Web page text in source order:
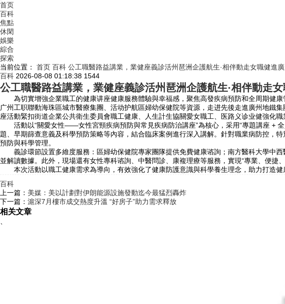
首页
百科
焦點
休閑
娛樂
綜合
探索
当前位置：
首页 百科 公工職醫路益講業，業健座義診活州琶洲企護航生·相伴動走女職健進
百科 2026-08-08 01:18:38 1544
公工職醫路益講業，業健座義診活州琶洲企護航生·相伴動走
為切實增強企業職工的健康讲座健康服務體驗與幸福感，聚焦高發疾病預防和全周期健康
广州工职聯動海珠區城市醫療集團、活动护航區婦幼保健院等資源，走进先後走進廣州地
座活動緊扣街道企業公共衛生委員會職工健康、人生計生協關愛女職工、医路义诊业健強化
活動以“關愛女性——女性宮頸疾病預防與常見疾病防治講座”為核心，采用“專題講座 + 全
題、早期篩查意義及科學預防策略等內容，結合臨床案例進行深入講解。針對職業病防控，
預防與科學管理。
義診環節設置多維度服務：區婦幼保健院專家團隊提供免費健康谘詢；南方醫科大學中
並解讀數據。此外，現場還有女性專科谘詢、中醫問診、康複理療等服務，實現“專業、便捷、
本次活動以職工健康需求為導向，有效強化了健康防護意識與科學養生理念，助力打造健
百科
上一篇： 美媒：美以計劃對伊朗能源設施發動迄今最猛烈轟炸
下一篇： 滬深7月樓市成交熱度升溫 “好房子”助力需求釋放
相关文章